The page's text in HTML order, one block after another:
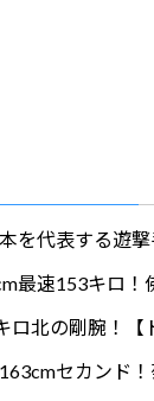
を代表する遊
最速153キロ！
北の剛腕！【
セカンド